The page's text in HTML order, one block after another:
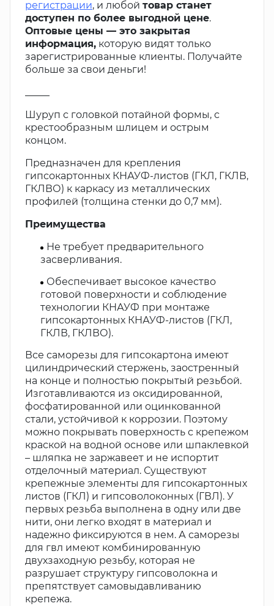
регистрации, и любой товар станет
доступен по более выгодной цене.
Оптовые цены — это закрытая
информация, которую видят только
зарегистрированные клиенты. Получайте
больше за свои деньги!
Шуруп с головкой потайной формы, с
крестообразным шлицем и острым
концом.
Предназначен для крепления
гипсокартонных КНАУФ-листов (ГКЛ, ГКЛВ,
ГКЛВО) к каркасу из металлических
профилей (толщина стенки до 0,7 мм).
Преимущества
Не требует предварительного
засверливания.
Обеспечивает высокое качество
готовой поверхности и соблюдение
технологии КНАУФ при монтаже
гипсокартонных КНАУФ-листов (ГКЛ,
ГКЛВ, ГКЛВО).
Все саморезы для гипсокартона имеют
цилиндрический стержень, заостренный
на конце и полностью покрытый резьбой.
Изготавливаются из оксидированной,
фосфатированной или оцинкованной
стали, устойчивой к коррозии. Поэтому
можно покрывать поверхность с крепежом
краской на водной основе или шпаклевкой
– шляпка не заржавеет и не испортит
отделочный материал. Существуют
крепежные элементы для гипсокартонных
листов (ГКЛ) и гипсоволоконных (ГВЛ). У
первых резьба выполнена в одну или две
нити, они легко входят в материал и
надежно фиксируются в нем. А саморезы
для гвл имеют комбинированную
двухзаходную резьбу, которая не
разрушает структуру гипсоволокна и
препятствует самовыдавливанию
крепежа.